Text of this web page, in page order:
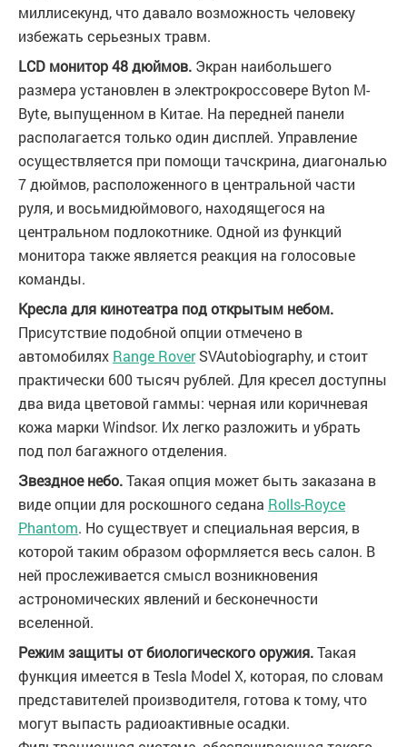
миллисекунд, что давало возможность человеку
избежать серьезных травм.
LCD монитор 48 дюймов. Экран наибольшего
размера установлен в электрокроссовере Byton M-
Byte, выпущенном в Китае. На передней панели
располагается только один дисплей. Управление
осуществляется при помощи тачскрина, диагональю
7 дюймов, расположенного в центральной части
руля, и восьмидюймового, находящегося на
центральном подлокотнике. Одной из функций
монитора также является реакция на голосовые
команды.
Кресла для кинотеатра под открытым небом.
Присутствие подобной опции отмечено в
автомобилях Range RoverSVAutobiography, и стоит
практически 600 тысяч рублей. Для кресел доступны
два вида цветовой гаммы: черная или коричневая
кожа марки Windsor. Их легко разложить и убрать
под пол багажного отделения.
Звездное небо.Такая опция может быть заказана в
виде опции для роскошного седана Rolls-Royce
Phantom. Но существует и специальная версия, в
которой таким образом оформляется весь салон. В
ней прослеживается смысл возникновения
астрономических явлений и бесконечности
вселенной.
Режим защиты от биологического оружия.Такая
функция имеется в Tesla Model X, которая, по словам
представителей производителя, готова к тому, что
могут выпасть радиоактивные осадки.